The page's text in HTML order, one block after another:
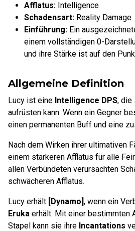
Afflatus: Intelligence
Schadensart: Reality Damage
Einführung: Ein
einem vollständigen 0-
und ihre Stärke ist auf den
Allgemeine Definition
Lucy ist eine Intelligence DPS, die
aufrüsten kann. Wenn ein Gegner
einen permanenten Buff und eine
Nach dem Wirken ihrer ultimativen
einem stärkeren Afflatus für alle
allen Verbündeten verursachten
schwächeren Afflatus.
Lucy erhält [Dynamo], wenn ein
Eruka erhält. Mit einer bestimmten
Stapel kann sie ihre Incantations